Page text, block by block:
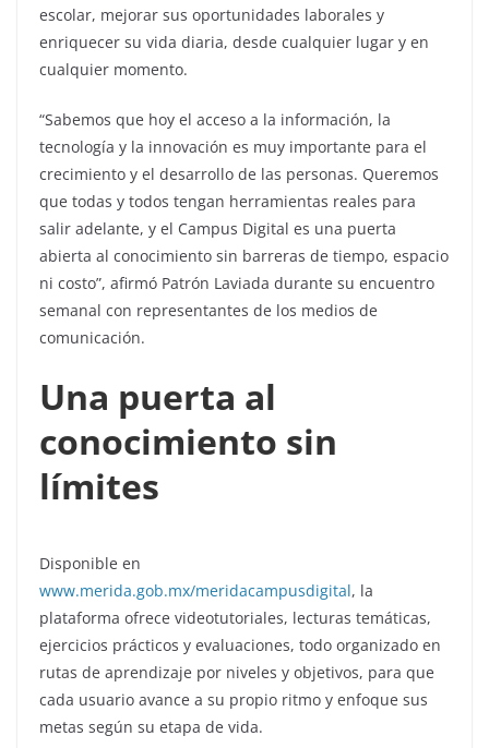
escolar, mejorar sus oportunidades laborales y
enriquecer su vida diaria, desde cualquier lugar y en
cualquier momento.
“Sabemos que hoy el acceso a la información, la
tecnología y la innovación es muy importante para el
crecimiento y el desarrollo de las personas. Queremos
que todas y todos tengan herramientas reales para
salir adelante, y el Campus Digital es una puerta
abierta al conocimiento sin barreras de tiempo, espacio
ni costo”, afirmó Patrón Laviada durante su encuentro
semanal con representantes de los medios de
comunicación.
Una puerta al
conocimiento sin
límites
Disponible en
www.merida.gob.mx/meridacampusdigital, la
plataforma ofrece videotutoriales, lecturas temáticas,
ejercicios prácticos y evaluaciones, todo organizado en
rutas de aprendizaje por niveles y objetivos, para que
cada usuario avance a su propio ritmo y enfoque sus
metas según su etapa de vida.